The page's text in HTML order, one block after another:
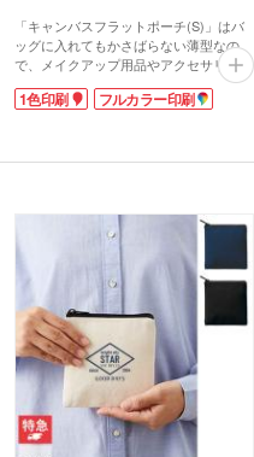
「キャンバスフラットポーチ(S)」はバ
ッグに入れてもかさばらない薄型なの
で、メイクアップ用品やアクセサリー、
ステーショナリーなどの持ち運びに便
利。
(フルカラー)名入れも可能です。ワンサ
1色印刷 フルカラー印刷